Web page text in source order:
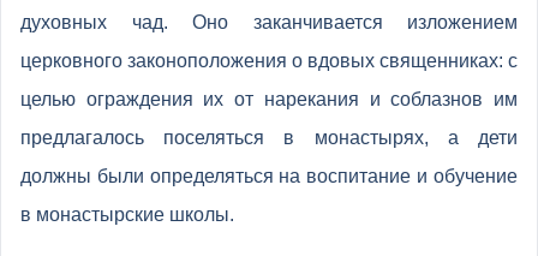
духовных чад. Оно заканчивается изложением
церковного законоположения о вдовых священниках: с
целью ограждения их от нарекания и соблазнов им
предлагалось поселяться в монастырях, а дети
должны были определяться на воспитание и обучение
в монастырские школы.